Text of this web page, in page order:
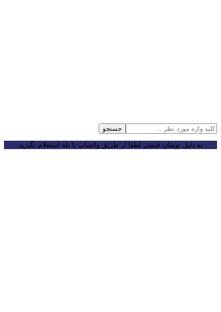
جستجو
به دلیل نوسان قیمتی لطفا از طریق واتساپ یا بله استعلام بگیرید